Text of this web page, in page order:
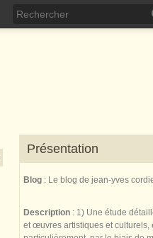
Présentation
Blog : Le blog de jean-yves
Description : 1) Une étude
et œuvres artistiques et culturels,